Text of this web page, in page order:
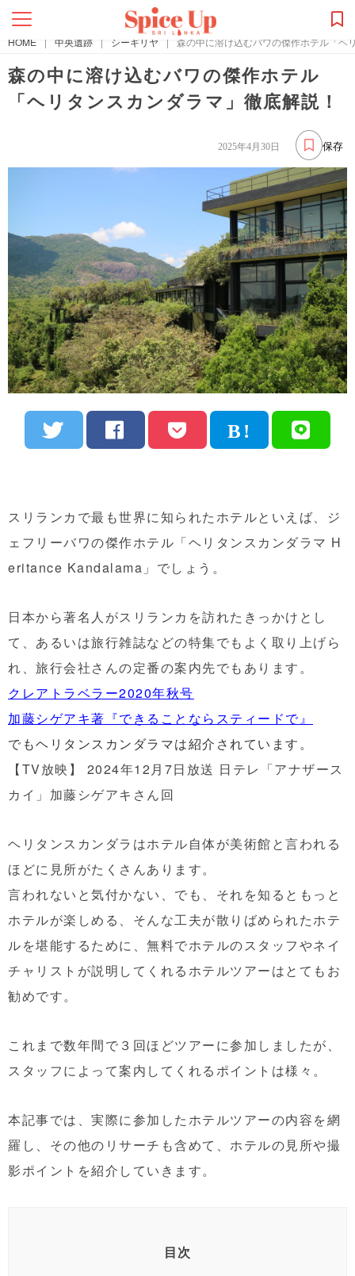
HOME | 中央遺跡 | シーギリヤ | 森の中に溶け込むバワの傑作ホテル「ヘ
森の中に溶け込むバワの傑作ホテル
「ヘリタンスカンダラマ」徹底解説！
保存
2025年4月30日
スリランカで最も世界に知られたホテルといえば、ジ
ェフリーバワの傑作ホテル「ヘリタンスカンダラマ H
eritance Kandalama」でしょう。
日本から著名人がスリランカを訪れたきっかけとし
て、あるいは旅行雑誌などの特集でもよく取り上げら
れ、旅行会社さんの定番の案内先でもあります。
クレアトラベラー2020年秋号
加藤シゲアキ著『できることならスティードで』
でもヘリタンスカンダラマは紹介されています。
【TV放映】 2024年12月7日放送 日テレ「アナザース
カイ」加藤シゲアキさん回
ヘリタンスカンダラはホテル自体が美術館と言われる
ほどに見所がたくさんあります。
言われないと気付かない、でも、それを知るともっと
ホテルが楽しめる、そんな工夫が散りばめられたホテ
ルを堪能するために、無料でホテルのスタッフやネイ
チャリストが説明してくれるホテルツアーはとてもお
勧めです。
これまで数年間で３回ほどツアーに参加しましたが、
スタッフによって案内してくれるポイントは様々。
本記事では、実際に参加したホテルツアーの内容を網
羅し、その他のリサーチも含めて、ホテルの見所や撮
影ポイントを紹介していきます。
目次